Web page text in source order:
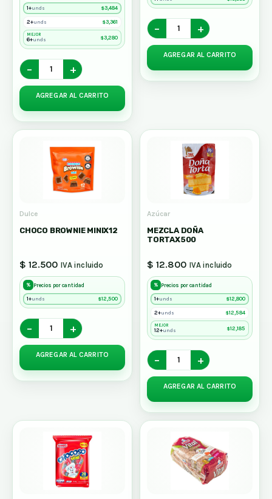
1+unds $3,484
2+unds $3,361
MEJOR
6+unds $3,280
− +
AGREGAR AL CARRITO
− +
AGREGAR AL CARRITO
Dulce
CHOCO BROWNIE MINIX12
$ 12.500 IVA incluido
% Precios por cantidad
1+unds $12,500
− +
AGREGAR AL CARRITO
Azúcar
MEZCLA DOÑA
TORTAX500
$ 12.800 IVA incluido
% Precios por cantidad
1+unds $12,800
2+unds $12,584
MEJOR
12+unds $12,185
− +
AGREGAR AL CARRITO